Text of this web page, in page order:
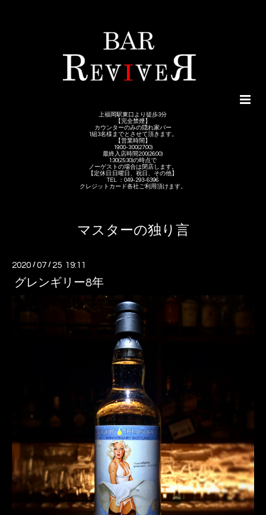
上福岡駅東口より徒歩3分
【完全禁煙】
カウンターのみの隠れ家バー
1組3名様までとさせて頂きます。
【営業時間】
19:00-3:00(27:00)
最終入店時間2:00(26:00)
1:30(25:30)の時点で
ノーゲストの場合は閉店します。
【定休日:日曜日、祝日、その他】
TEL ：049-293-6396
クレジットカード各社ご利用頂けます。
マスターの独り言
2020 /07 / 25 19:11
グレンギリー8年